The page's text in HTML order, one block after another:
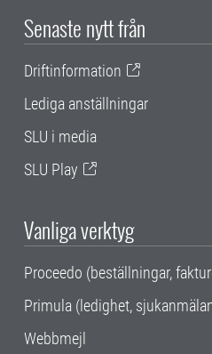
Senaste nytt från
Driftinformation
Lediga anställningar
SLU i media
SLU Play
Vanliga verktyg
Proceedo (beställningar,
Primula (ledighet,
Webbmejl